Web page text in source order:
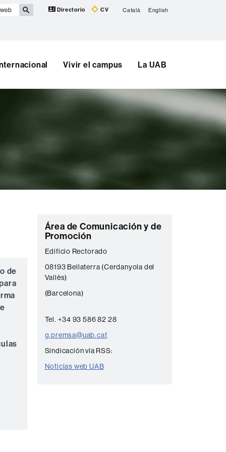
Directorio CV Català English
Vivir el campus La UAB
de
C
o
n
t
a
c
t
o
Área de Comunicación y de
Promoción
Edificio Rectorado
08193 Bellaterra (Cerdanyola del
Vallès)
(Barcelona)
Tel. +34 93 586 82 28
g.premsa@uab.cat
Sindicación vía RSS:
Noticias web UAB